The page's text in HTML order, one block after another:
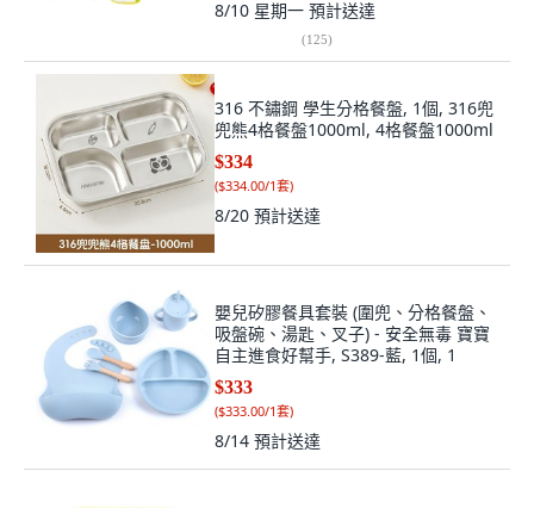
8/10 星期一 預計送達
(125)
316 不鏽鋼 學生分格餐盤, 1個, 316兜
兜熊4格餐盤1000ml, 4格餐盤1000ml
$334
($334.00/1套)
8/20 預計送達
嬰兒矽膠餐具套裝 (圍兜、分格餐盤、
吸盤碗、湯匙、叉子) - 安全無毒 寶寶
自主進食好幫手, S389-藍, 1個, 1
$333
($333.00/1套)
8/14 預計送達